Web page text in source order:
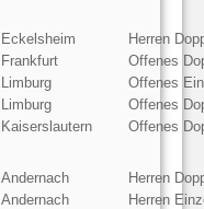
Eckelsheim
Herren
Frankfurt
Offenes
Limburg
Offenes
Limburg
Offenes
Kaiserslautern Offenes
Andernach
Herren
Andernach
Herren